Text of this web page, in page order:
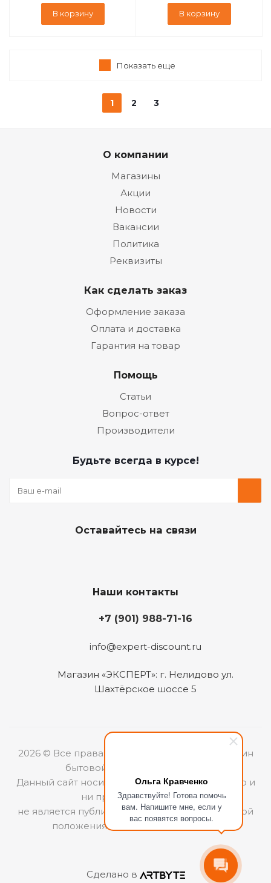
Ольга Кравченко
Здравствуйте! Готова помочь
вам. Напишите мне, если у
вас появятся вопросы.
В корзину В корзину
Показать еще
1 2 3
О компании
Магазины
Акции
Новости
Вакансии
Политика
Реквизиты
Как сделать заказ
Оформление заказа
Оплата и доставка
Гарантия на товар
Помощь
Статьи
Вопрос-ответ
Производители
Будьте всегда в курсе!
Оставайтесь на связи
Наши контакты
+7 (901) 988-71-16
info@expert-discount.ru
Магазин «ЭКСПЕРТ»: г. Нелидово ул.
Шахтёрское шоссе 5
2026 © Все права защищены. Интернет-магазин
бытовой техники «ЭКСПЕРТ».
Данный сайт носит информационный характер и
ни при каких условиях
не является публичной офертой, определяемой
положениями Статьи 437 (2) ГКРФ.
Сделано в